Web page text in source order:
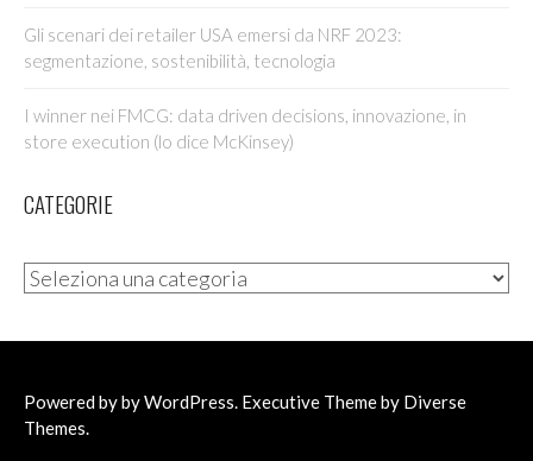
Gli scenari dei retailer USA emersi da NRF 2023:
segmentazione, sostenibilità, tecnologia
I winner nei FMCG: data driven decisions, innovazione, in
store execution (lo dice McKinsey)
CATEGORIE
Powered by byWordPress. Executive Theme by Diverse
Themes.